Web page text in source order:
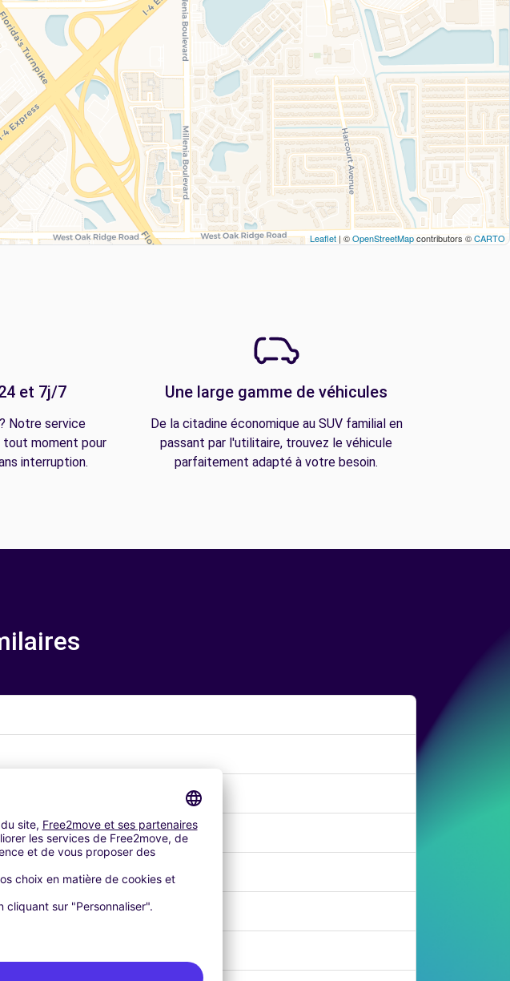
Leaflet | ©OpenStreetMapcontributors ©CARTO
et 7j/7
Notre service
tout moment pour
interruption.
Une large gamme de véhicules
De la citadine économique au SUV familial en
passant par l'utilitaire, trouvez le véhicule
parfaitement adapté à votre besoin.